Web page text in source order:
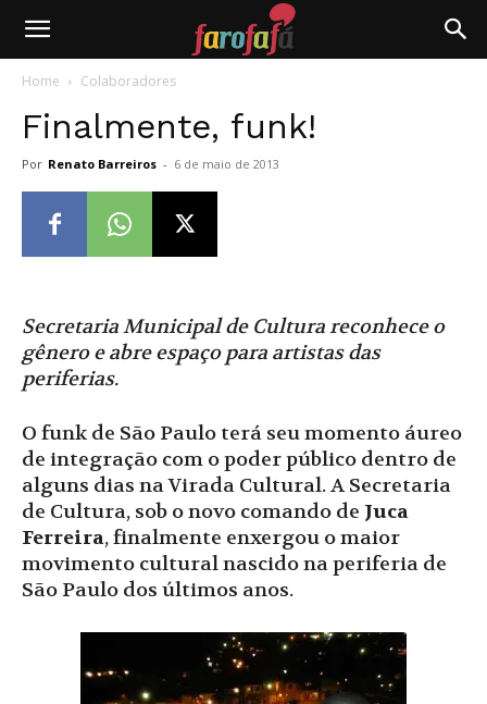
Farofafá
Home Colaboradores
Finalmente, funk!
Por Renato Barreiros - 6 de maio de 2013
Secretaria Municipal de Cultura reconhece o
gênero e abre espaço para artistas das
periferias.
O funk de São Paulo terá seu momento áureo
de integração com o poder público dentro de
alguns dias na Virada Cultural. A Secretaria
de Cultura, sob o novo comando de Juca
Ferreira, finalmente enxergou o maior
movimento cultural nascido na periferia de
São Paulo dos últimos anos.